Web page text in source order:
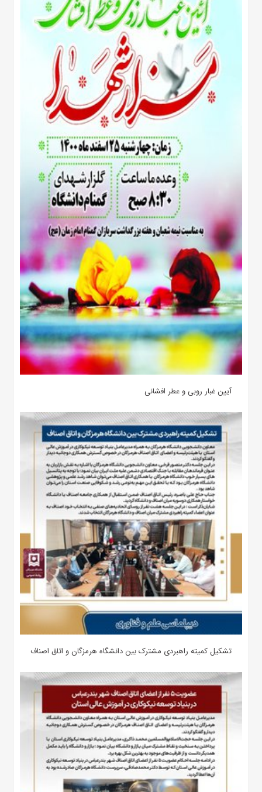
آیین غبار روبی و عطر افشانی
تشکیل کمیته راهبردی مشترک بین دانشگاه هرمزگان و اتاق اصناف